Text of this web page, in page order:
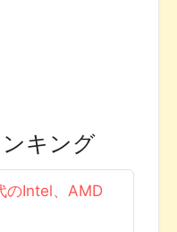
キング
のIntel、AMD